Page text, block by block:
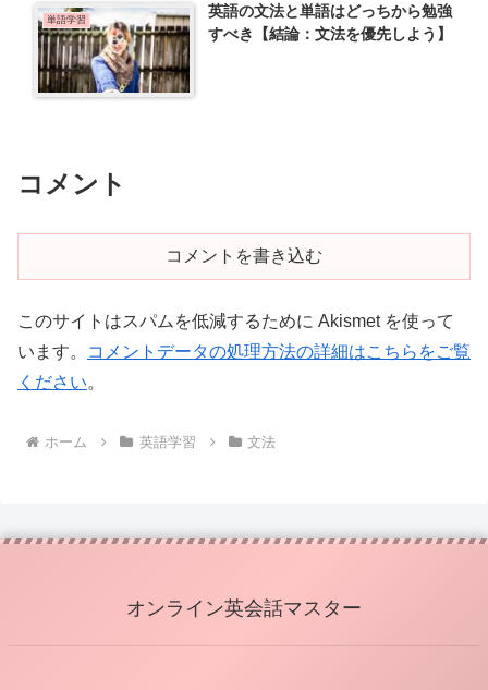
単語学習
英語の文法と単語はどっちから勉強
すべき【結論：文法を優先しよう】
コメント
コメントを書き込む
このサイトはスパムを低減するために Akismet を使って
います。
コメントデータの処理方法の詳細はこちらをご覧
ください。
ホーム 英語学習 文法
オンライン英会話マスター